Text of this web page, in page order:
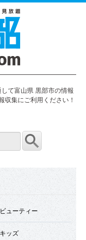
て富山県 黒部市の情報
収集にご利用ください！
ビューティー
キッズ